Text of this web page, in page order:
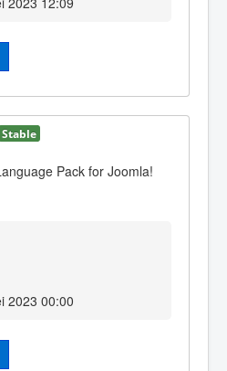
Stable
Pack for Joomla!
2023 00:00